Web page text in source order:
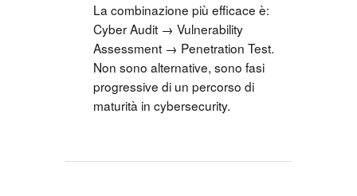
La combinazione più efficace è:
Cyber Audit → Vulnerability
Assessment → Penetration Test.
Non sono alternative, sono fasi
progressive di un percorso di
maturità in cybersecurity.